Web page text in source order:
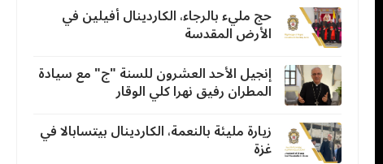
حج مليء بالرجاء، الكاردينال أفيلين في
الأرض المقدسة
إنجيل الأحد العشرون للسنة "ج" مع سيادة
المطران رفيق نهرا كلي الوقار
زيارة مليئة بالنعمة، الكاردينال بيتسابالا في
غزة